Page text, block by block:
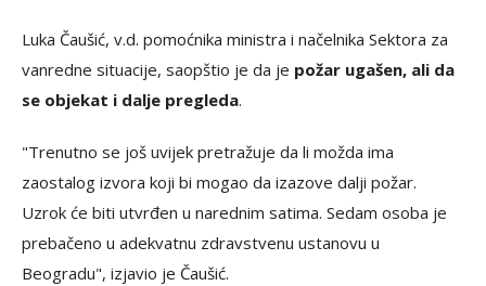
Luka Čaušić, v.d. pomoćnika ministra i načelnika Sektora za
vanredne situacije, saopštio je da je požar ugašen, ali da
se objekat i dalje pregleda.
"Trenutno se još uvijek pretražuje da li možda ima
zaostalog izvora koji bi mogao da izazove dalji požar.
Uzrok će biti utvrđen u narednim satima. Sedam osoba je
prebačeno u adekvatnu zdravstvenu ustanovu u
Beogradu", izjavio je Čaušić.